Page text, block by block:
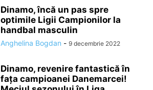
Dinamo, încă un pas spre
optimile Ligii Campionilor la
handbal masculin
Anghelina Bogdan - 9 decembrie 2022
Dinamo, revenire fantastică în
fața campioanei Danemarcei!